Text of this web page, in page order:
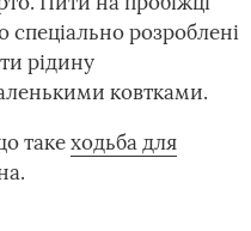
спеціально розроблені
рідину
ковтками.
такеходьба для